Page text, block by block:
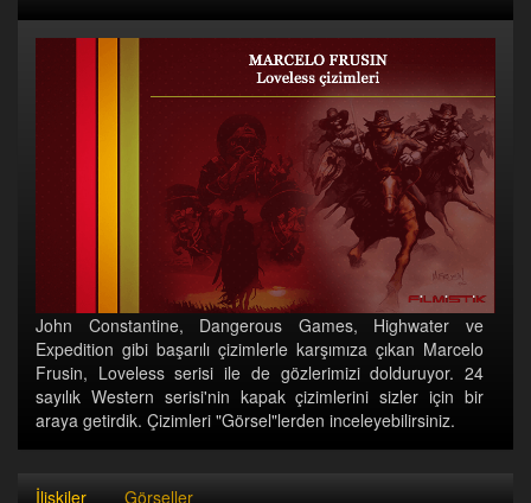
John Constantine, Dangerous Games, Highwater ve
Expedition gibi başarılı çizimlerle karşımıza çıkan Marcelo
Frusin, Loveless serisi ile de gözlerimizi dolduruyor. 24
sayılık Western serisi'nin kapak çizimlerini sizler için bir
araya getirdik. Çizimleri "Görsel"lerden inceleyebilirsiniz.
İlişkiler Görseller